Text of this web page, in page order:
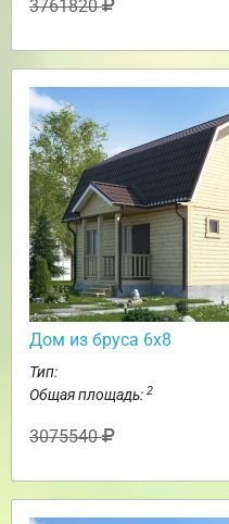
3761820
Дом из бруса 6х8
Тип:
Общая площадь: 2
3075540